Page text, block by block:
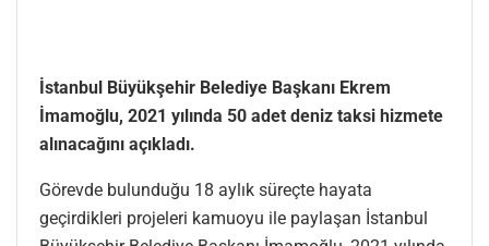
İstanbul Büyükşehir Belediye Başkanı Ekrem
İmamoğlu, 2021 yılında 50 adet deniz taksi hizmete
alınacağını açıkladı.
Görevde bulunduğu 18 aylık süreçte hayata
geçirdikleri projeleri kamuoyu ile paylaşan İstanbul